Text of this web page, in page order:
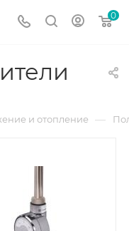
0
и отопление —